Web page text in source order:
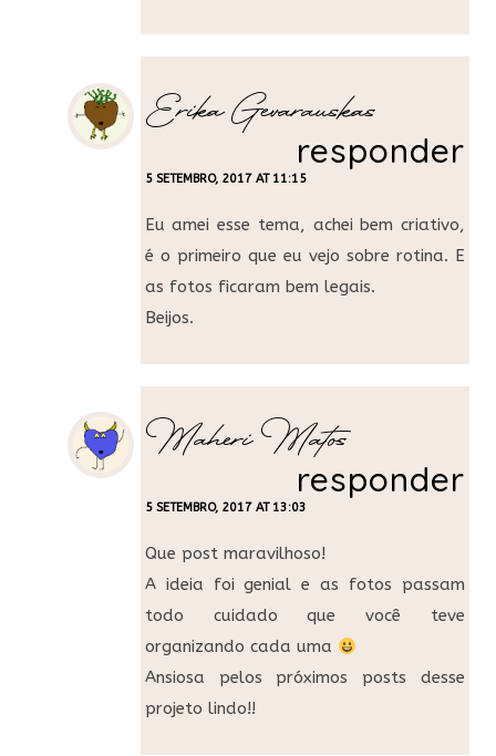
Erika Gevarauskas
5 SETEMBRO, 2017 AT 11:15
responder
Eu amei esse tema, achei bem criativo,
é o primeiro que eu vejo sobre rotina. E
as fotos ficaram bem legais.
Beijos.
Maheri Matos
5 SETEMBRO, 2017 AT 13:03
responder
Que post maravilhoso!
A ideia foi genial e as fotos passam
todo cuidado que você teve
organizando cada uma
Ansiosa pelos próximos posts desse
projeto lindo!!